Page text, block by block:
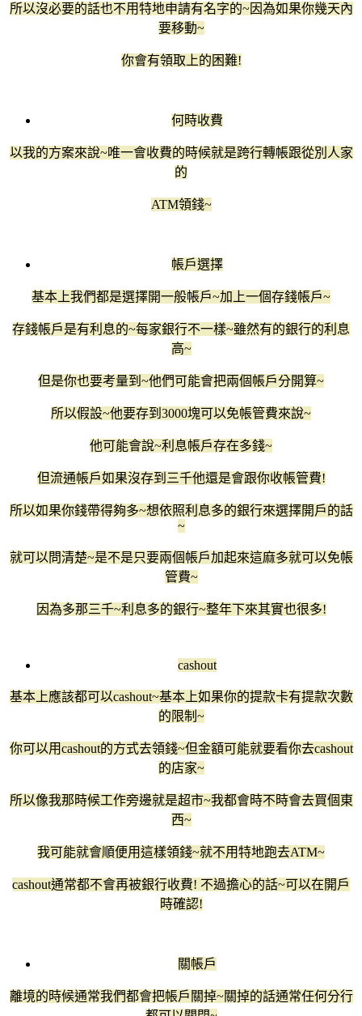
所以沒必要的話也不用特地申請有名字的~因為如果你幾天內
要移動~
你會有領取上的困難!
何時收費
以我的方案來說~唯一會收費的時候就是跨行轉帳跟從別人家
的
ATM領錢~
帳戶選擇
基本上我們都是選擇開一般帳戶~加上一個存錢帳戶~
存錢帳戶是有利息的~每家銀行不一樣~雖然有的銀行的利息
高~
但是你也要考量到~他們可能會把兩個帳戶分開算~
所以假設~他要存到3000塊可以免帳管費來說~
他可能會說~利息帳戶存在多錢~
但流通帳戶如果沒存到三千他還是會跟你收帳管費!
所以如果你錢帶得夠多~想依照利息多的銀行來選擇開戶的話
~
就可以問清楚~是不是只要兩個帳戶加起來這麻多就可以免帳
管費~
因為多那三千~利息多的銀行~整年下來其實也很多!
cashout
基本上應該都可以cashout~基本上如果你的提款卡有提款次數
的限制~
你可以用cashout的方式去領錢~但金額可能就要看你去cashout
的店家~
所以像我那時候工作旁邊就是超市~我都會時不時會去買個東
西~
我可能就會順便用這樣領錢~就不用特地跑去ATM~
cashout通常都不會再被銀行收費! 不過擔心的話~可以在開戶
時確認!
關帳戶
離境的時候通常我們都會把帳戶關掉~關掉的話通常任何分行